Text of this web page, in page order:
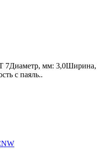
7Диаметр, мм: 3,0Ширина,
с паяль..